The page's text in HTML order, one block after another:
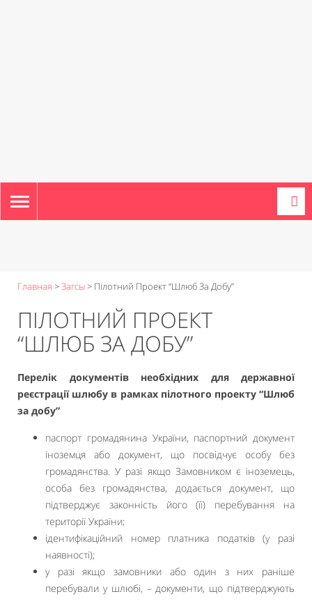
TOGGLE
NAVIGATION
Главная >Загсы> Пілотний Проект “Шлюб За Добу”
ПІЛОТНИЙ ПРОЕКТ
“ШЛЮБ ЗА ДОБУ”
Перелік документів необхідних для державної
реєстрації шлюбу в рамках пілотного проекту “Шлюб
за добу”
паспорт громадянина України, паспортний документ
іноземця або документ, що посвідчує особу без
громадянства. У разі якщо Замовником є іноземець,
особа без громадянства, додається документ, що
підтверджує законність його (її) перебування на
території України;
ідентифікаційний номер платника податків (у разі
наявності);
у разі якщо замовники або один з них раніше
перебували у шлюбі, – документи, що підтверджують